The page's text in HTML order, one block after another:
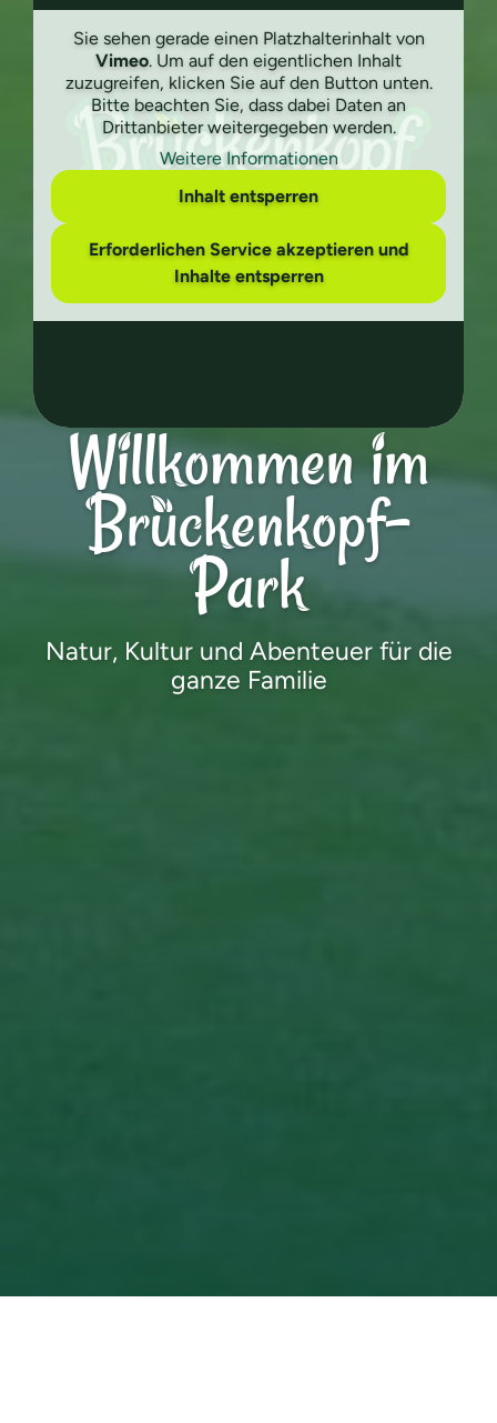
Sie sehen gerade einen Platzhalterinhalt von
Vimeo. Um auf den eigentlichen Inhalt
zuzugreifen, klicken Sie auf den Button unten.
Bitte beachten Sie, dass dabei Daten an
Drittanbieter weitergegeben werden.
Weitere Informationen
Inhalt entsperren
Erforderlichen Service akzeptieren und
Inhalte entsperren
Willkommen im
Brückenkopf-
Park
Natur, Kultur und Abenteuer für die
ganze Familie